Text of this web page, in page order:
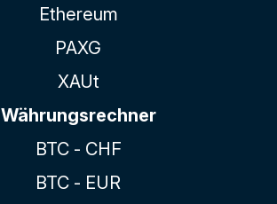
Ethereum
PAXG
XAUt
Währungsrechner
BTC - CHF
BTC - EUR